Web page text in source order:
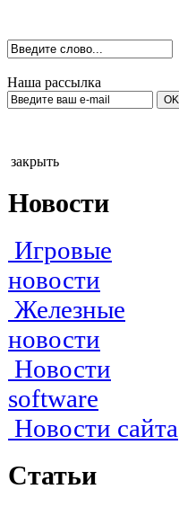
Наша рассылка
закрыть
Новости
Игровые
новости
Железные
новости
Новости
software
Новости сайта
Статьи